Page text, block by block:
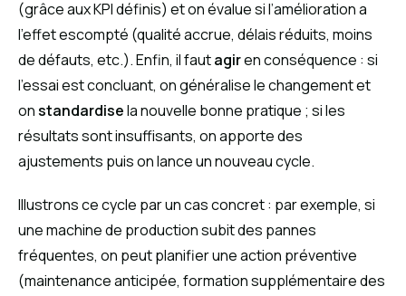
(grâce aux KPI définis) et on évalue si l’amélioration a
l’effet escompté (qualité accrue, délais réduits, moins
de défauts, etc.). Enfin, il fautagiren conséquence : si
l’essai est concluant, on généralise le changement et
onstandardisela nouvelle bonne pratique ; si les
résultats sont insuffisants, on apporte des
ajustements puis on lance un nouveau cycle.
Illustrons ce cycle par un cas concret : par exemple, si
une machine de production subit des pannes
fréquentes, on peut planifier une action préventive
(maintenance anticipée, formation supplémentaire des